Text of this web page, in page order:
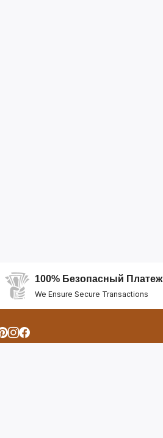
100% Безопасный Платеж
We Ensure Secure Transactions